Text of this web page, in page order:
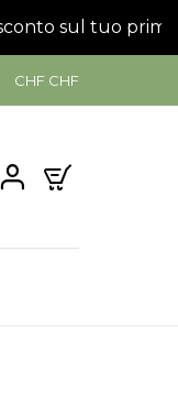
sul tuo primo
CHF CHF